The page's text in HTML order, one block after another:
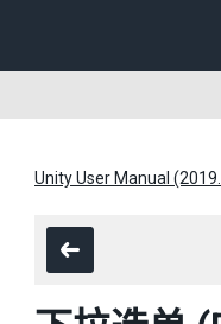
Unity User Manual